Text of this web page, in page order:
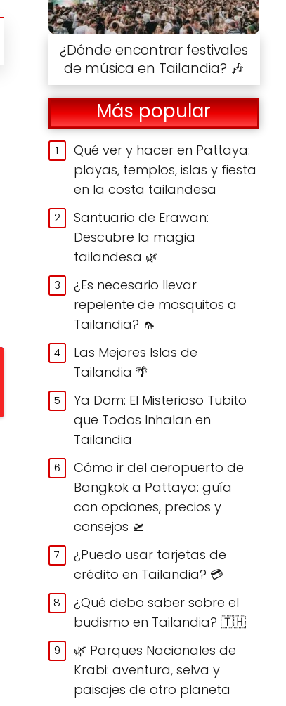
¿Dónde encontrar festivales
de música en Tailandia? 🎶
Más popular
Qué ver y hacer en Pattaya:
playas, templos, islas y fiesta
en la costa tailandesa
Santuario de Erawan:
Descubre la magia
tailandesa 🌿
¿Es necesario llevar
repelente de mosquitos a
Tailandia? 🦟
Las Mejores Islas de
Tailandia 🌴
Ya Dom: El Misterioso Tubito
que Todos Inhalan en
Tailandia
Cómo ir del aeropuerto de
Bangkok a Pattaya: guía
con opciones, precios y
consejos 🛫
¿Puedo usar tarjetas de
crédito en Tailandia? 💳
¿Qué debo saber sobre el
budismo en Tailandia? 🇹🇭
🌿 Parques Nacionales de
Krabi: aventura, selva y
paisajes de otro planeta